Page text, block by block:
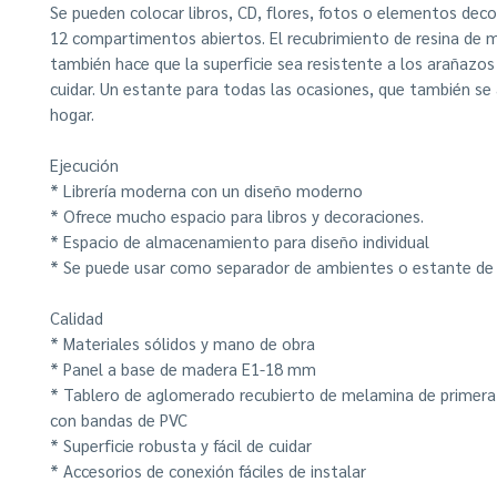
Se pueden colocar libros, CD, flores, fotos o elementos
12 compartimentos abiertos. El recubrimiento de resina de
también hace que la superficie sea resistente a los
cuidar. Un estante para todas las ocasiones, que también
hogar.
Ejecución
* Librería moderna con un diseño moderno
* Ofrece mucho espacio para libros y decoraciones.
* Espacio de almacenamiento para diseño individual
* Se puede usar como separador de ambientes o estante de
Calidad
* Materiales sólidos y mano de obra
* Panel a base de madera E1-18 mm
* Tablero de aglomerado recubierto de melamina de
con bandas de PVC
* Superficie robusta y fácil de cuidar
* Accesorios de conexión fáciles de instalar